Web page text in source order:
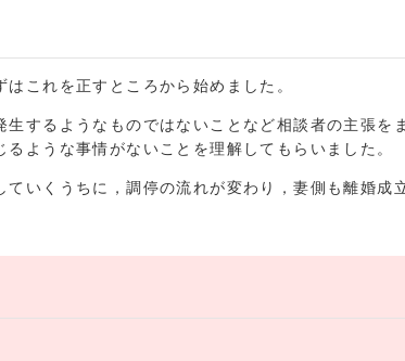
これを正すところから始めました。
するようなものではないことなど相談者の主張を
ような事情がないことを理解してもらいました。
いくうちに，調停の流れが変わり，妻側も離婚成